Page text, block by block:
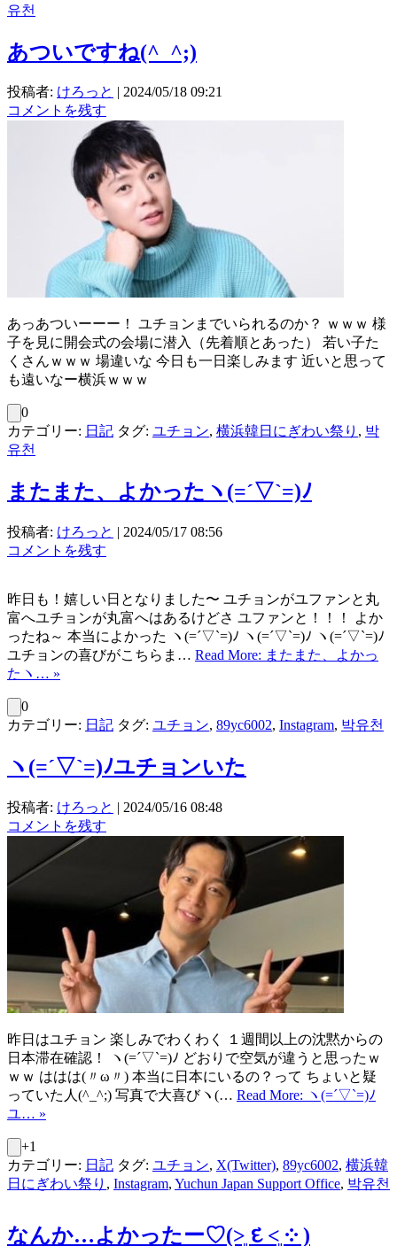
유천
あついですね(^_^;)
投稿者: けろっと
2024/05/18 09:21
コメントを残す
あっあついーーー！ ユチョンまでいられるのか？ ｗｗｗ 様
子を見に開会式の会場に潜入（先着順とあった） 若い子た
くさんｗｗｗ 場違いな 今日も一日楽しみます 近いと思って
も遠いなー横浜ｗｗｗ
0
カテゴリー: 日記 タグ: ユチョン, 横浜韓日にぎわい祭り , 박
유천
またまた、よかったヽ(=´▽`=)ﾉ
投稿者: けろっと | 2024/05/17 08:56
コメントを残す
昨日も！嬉しい日となりました〜 ユチョンがユファンと丸
富へユチョンが丸富へはあるけどさ ユファンと！！！ よか
ったね～ 本当によかった ヽ(=´▽`=)ﾉ ヽ(=´▽`=)ﾉ ヽ(=´▽`=)ﾉ
ユチョンの喜びがこちらま… Read More: またまた、よかっ
たヽ… »
0
カテゴリー: 日記 タグ: ユチョン, 89yc6002, Instagram, 박유천
ヽ(=´▽`=)ﾉユチョンいた
投稿者: けろっと | 2024/05/16 08:48
コメントを残す
昨日はユチョン 楽しみでわくわく １週間以上の沈黙からの
日本滞在確認！ ヽ(=´▽`=)ﾉ どおりで空気が違うと思ったｗ
ｗｗ ははは(〃ω〃) 本当に日本にいるの？って ちょいと疑
っていた人(^_^;) 写真で大喜びヽ(… Read More: ヽ(=´▽`=)ﾉ
ユ… »
+1
カテゴリー: 日記 タグ: ユチョン, X(Twitter), 89yc6002, 横浜韓
日にぎわい祭り , Instagram, Yuchun Japan Support Office, 박유천
なんか…よかったー♡⁠(⁠˃͈⁠ ⁠દ⁠ ⁠˂͈⁠ ⁠༶⁠ ⁠)